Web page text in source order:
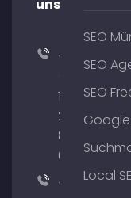
uns!
+49
176
204
801
64
+49
SEO
SEO
SEO
Local